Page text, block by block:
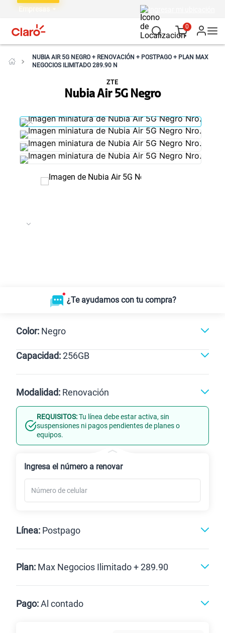
Empresas
0
NUBIA AIR 5G NEGRO + RENOVACIÓN + POSTPAGO + PLAN MAX
NEGOCIOS ILIMITADO 289.90 N
Nubia Air 5G Negro
ZTE
¿Te ayudamos con tu compra?
Color: Negro
Negro
Capacidad:256GB
256GB
Modalidad: Renovación
Línea Nueva Portabilidad
REQUISITOS:Tu línea debe estar activa, sin
suspensiones ni pagos pendientes de planes o
equipos.
Ingresa el número a renovar
Línea: Postpago
Plan: Max Negocios Ilimitado + 289.90
Pago:Al contado